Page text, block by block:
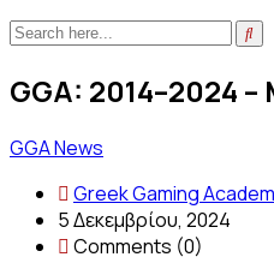
GGA: 2014–2024
GGA News
Greek Gaming
5 Δεκεμβρίου, 2024
Comments (0)